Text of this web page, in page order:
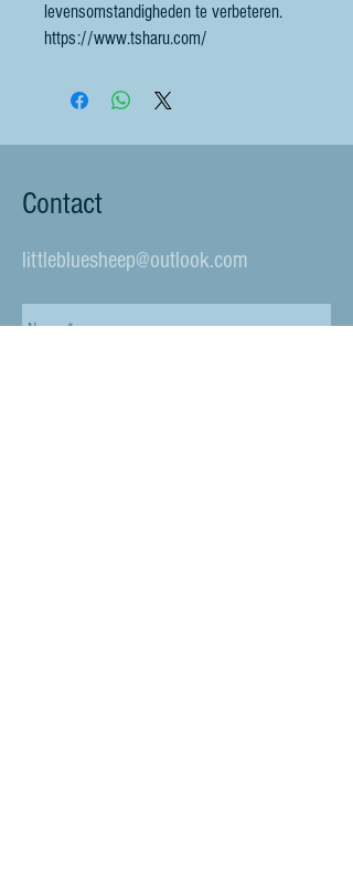
levensomstandigheden te verbeteren.
https://www.tsharu.com/
Contact
littlebluesheep@outlook.com